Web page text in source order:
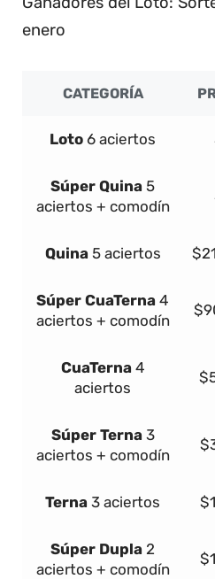
enero
CATEGORÍA
Loto 6 aciertos
Súper Quina 5
aciertos + comodín
Quina 5 aciertos
Súper CuaTerna 4
aciertos + comodín
CuaTerna 4
aciertos
Súper Terna 3
aciertos + comodín
Terna 3 aciertos
Súper Dupla 2
aciertos + comodín